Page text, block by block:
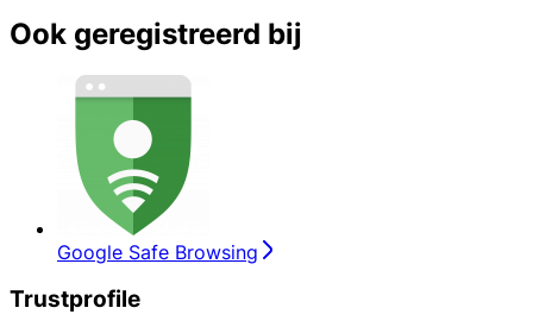
Ook geregistreerd bij
Google Safe Browsing
Trustprofile